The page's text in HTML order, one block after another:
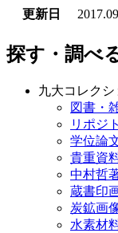
更新日
探す・調べ
九大コレクシ
図書・
リポジ
学位論
貴重資
中村哲
蔵書印
炭鉱画
水素材